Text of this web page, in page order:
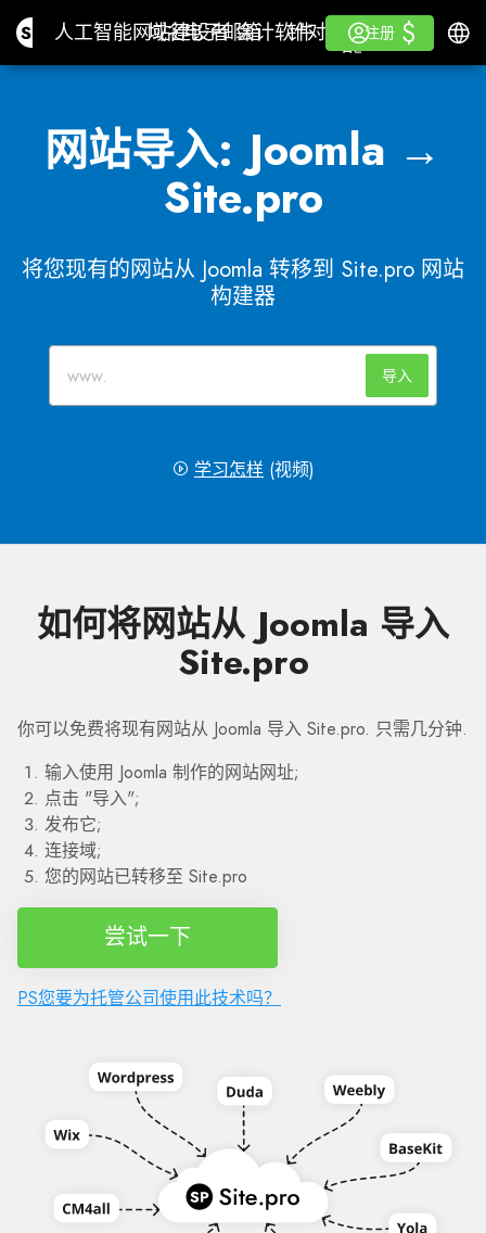
Site.pro人工智能网站建设者
人工智能网站建设者
域名
域名电子邮箱
电子邮箱会计软件
会计软件针对分销商白色标签
针对分销商
白色标签
学习
学习
注册
注册
登录 $
$ 简体
网站导入: Joomla →
Site.pro
将您现有的网站从 Joomla 转移到 Site.pro 网站
构建器
导入
学习怎样 (视频)
如何将网站从 Joomla 导入
Site.pro
你可以免费将现有网站从 Joomla 导入 Site.pro. 只需几分钟.
输入使用 Joomla 制作的网站网址;
点击 "导入";
发布它;
连接域;
您的网站已转移至 Site.pro
尝试一下
PS您要为托管公司使用此技术吗？